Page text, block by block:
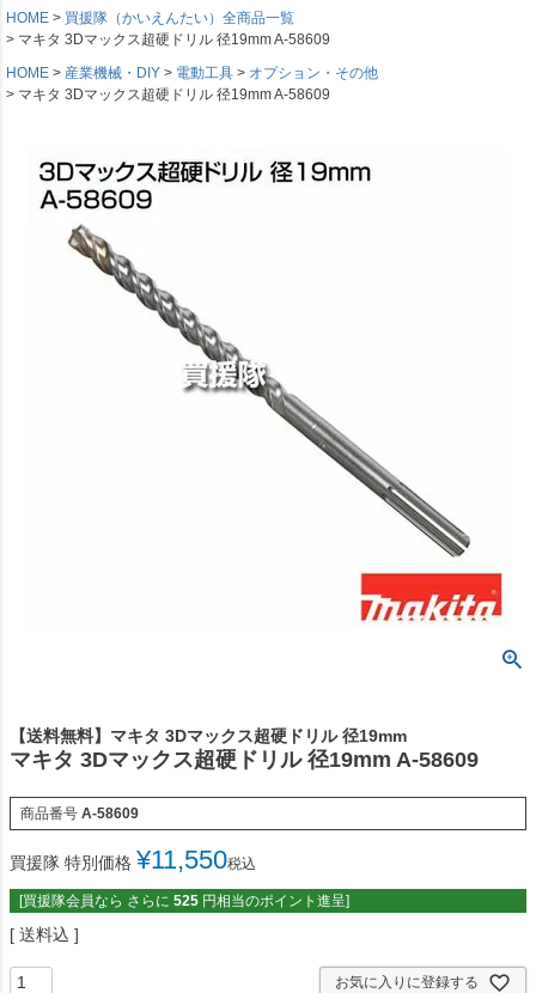
HOME
買援隊（かいえんたい）全商品一覧
マキタ 3Dマックス超硬ドリル 径19mm A-58609
HOME
産業機械・DIY 電動工具
オプション・その他
マキタ 3Dマックス超硬ドリル 径19mm A-58609
【送料無料】マキタ 3Dマックス超硬ドリル 径19mm
マキタ 3Dマックス超硬ドリル 径19mm A-58609
商品番号 A-58609
買援隊 特別価格 ¥11,550税込
[買援隊会員なら さらに 525 円相当のポイント進呈]
送料込
お気に入りに登録する